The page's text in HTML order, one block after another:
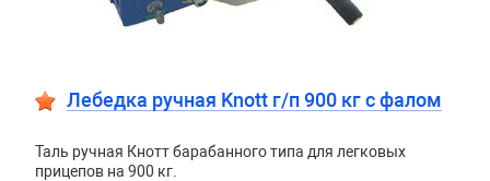
Лебедка ручная Knott г/п 900 кг c фалом
Таль ручная Кнотт барабанного типа для легковых
прицепов на 900 кг.